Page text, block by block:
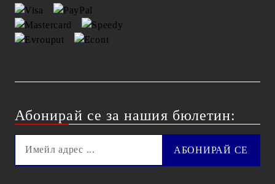
Абонирай се за нашия бюлетин: